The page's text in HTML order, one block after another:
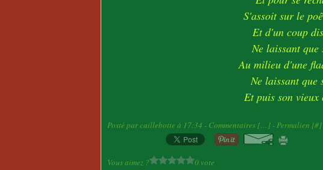
S'assoit sur le
Et d'un coup
Ne laissant que
Au milieu d'une
Ne laissant que
Et puis son vieux
Posté par caillebotte à 17:34 - Commentaires [… ] - Permalien [#]
Vous aimez ? 0 vote